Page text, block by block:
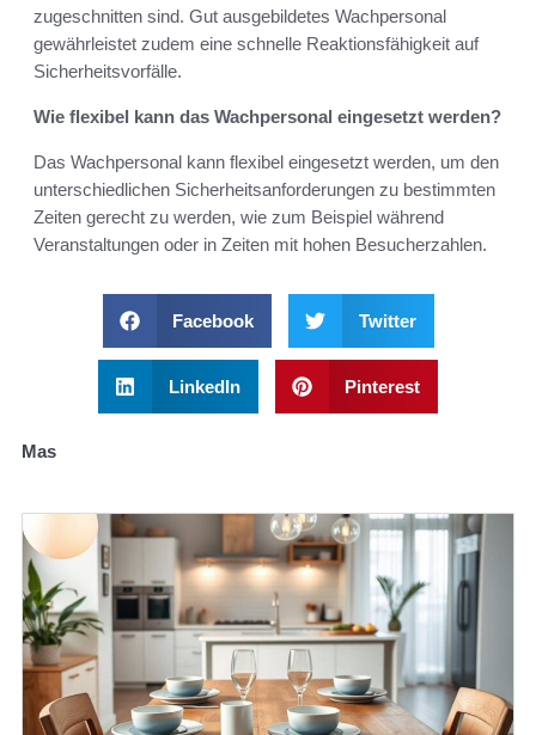
zugeschnitten sind. Gut ausgebildetes Wachpersonal
gewährleistet zudem eine schnelle Reaktionsfähigkeit auf
Sicherheitsvorfälle.
Wie flexibel kann das Wachpersonal eingesetzt werden?
Das Wachpersonal kann flexibel eingesetzt werden, um den
unterschiedlichen Sicherheitsanforderungen zu bestimmten
Zeiten gerecht zu werden, wie zum Beispiel während
Veranstaltungen oder in Zeiten mit hohen Besucherzahlen.
Facebook Twitter
LinkedIn Pinterest
Mas